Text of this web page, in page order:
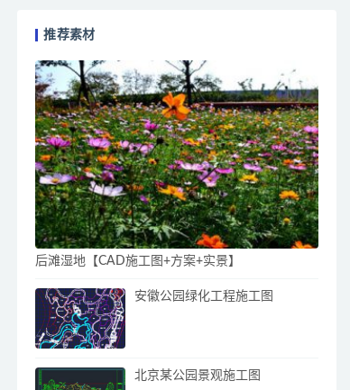
推荐素材
后滩湿地【CAD施工图+方案+实景】
安徽公园绿化工程施工图
北京某公园景观施工图